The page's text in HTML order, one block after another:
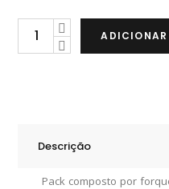
Nuova
Média
ADICIONAR
Descrição
Pack composto por